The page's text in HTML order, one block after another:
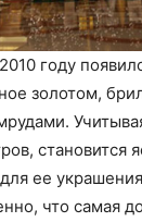
году
золотом,
становится
ее
что самая